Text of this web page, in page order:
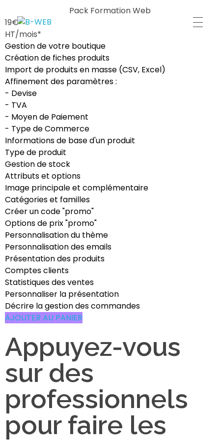
B-WEB
Pack Formation Web
19€
HT/mois*
Gestion de votre boutique
Création de fiches produits
Import de produits en masse (CSV, Excel)
Affinement des paramètres :
- Devise
- TVA
- Moyen de Paiement
- Type de Commerce
Informations de base d'un produit
Type de produit
Gestion de stock
Attributs et options
Image principale et complémentaire
Catégories et familles
Créer un code "promo"
Options de prix "promo"
Personnalisation du thème
Personnalisation des emails
Présentation des produits
Comptes clients
Statistiques des ventes
Personnaliser la présentation
Décrire la gestion des commandes
AJOUTER AU PANIER
Appuyez-vous
sur des
professionnels
pour faire les